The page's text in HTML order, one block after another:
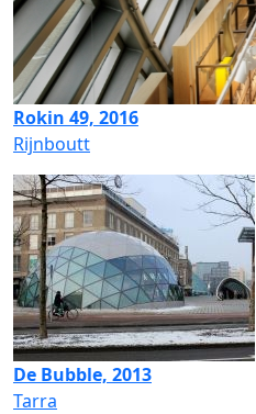
Rokin 49, 2016
Rijnboutt
De Bubble, 2013
Tarra